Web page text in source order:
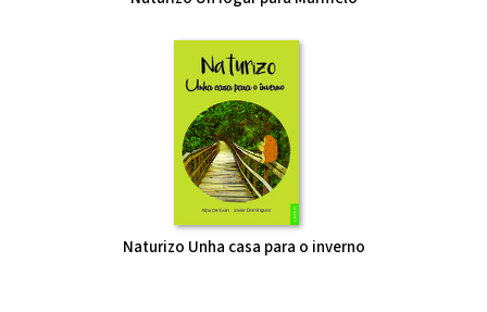
Naturizo Unha casa para o inverno